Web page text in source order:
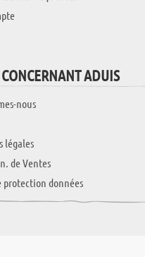
ADUIS
nous
légales
de Ventes
données